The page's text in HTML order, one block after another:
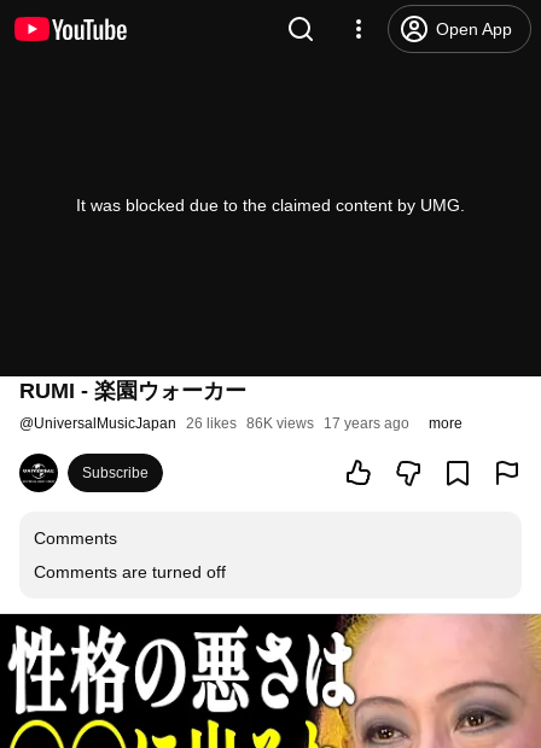
Open App
It was blocked due to the claimed content by UMG.
RUMI - 楽園ウォーカー
@UniversalMusicJapan 26 likes 86K views 17 years ago more
Subscribe
Comments
Comments are turned off